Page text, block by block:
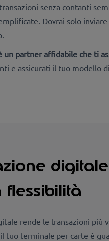
senza contanti
Dovrai solo
un partner affidabile che ti
e assicurati il tuo modello
flessibilità
rende le transazioni più
tuo terminale per carte è